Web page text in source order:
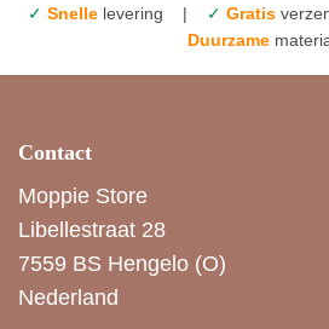
✓ Snellelevering | ✓ Gratis
Duurzame
Contact
Moppie Store
Libellestraat 28
7559 BS Hengelo (O)
Nederland